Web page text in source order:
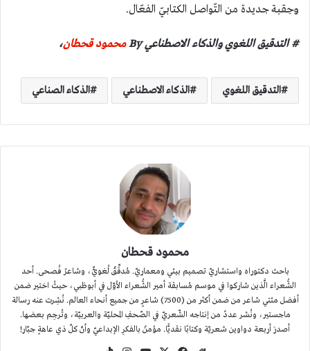
وحِقبة جديدة من التّواصل الكتابيّ الفعّال.
# التدقيق اللغوي والذكاء الاصطناعي By محمود قحطان،
التدقيق اللغوي الذكاء الاصطناعي الذكاء الصناعي
محمود قحطان
باحث دكتوراه واستشاريّ تصميم بيئي ومعماريّ. مُدقِّقٌ لُغويٌّ، وشاعرُ فُصحى. أحد
الشُّعراء الَّذين شاركوا في موسم مُسابقة أمير الشُّعراء الأوّل في أبوظبي، حيثُ اختير ضمن
أفضل مئتي شاعر من ضمن أكثر من (7500) شاعرٍ من جميع أنحاء العالم. نُشِرت عنه رسالة
ماجستير، ونُشر عددٌ من إنتاجه الشّعريّ في الصّحفِ المحليّة والعربيّة، وتُرجِم بعضها.
أصدرَ أربعة دواوين شعريّة وكتابًا نقديًّا. مؤمنٌ بالفكرِ الإبداعيّ وأنّ كلّ ذي عاهةٍ جبّار!